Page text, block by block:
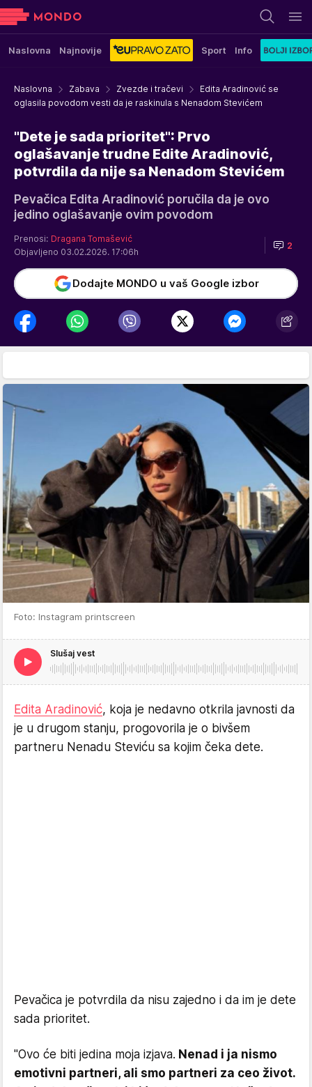
Naslovna Najnovije Sport Info
Naslovna Zabava Zvezde i tračevi
Edita Aradinović se
oglasila povodom vesti da je raskinula s Nenadom Stevićem
"Dete je sada prioritet": Prvo
oglašavanje trudne Edite Aradinović,
potvrdila da nije sa Nenadom Stevićem
Pevačica Edita Aradinović poručila da je ovo
jedino oglašavanje ovim povodom
Prenosi: Dragana Tomašević
Objavljeno 03.02.2026. 17:06h
2
Dodajte MONDO u vaš Google izbor
Foto: Instagram printscreen
Slušaj vest
Edita Aradinović, koja je nedavno otkrila javnosti da
je u drugom stanju, progovorila je o bivšem
partneru Nenadu Steviću sa kojim čeka dete.
Pevačica je potvrdila da nisu zajedno i da im je dete
sada prioritet.
"Ovo će biti jedina moja izjava. Nenad i ja nismo
emotivni partneri, ali smo partneri za ceo život.